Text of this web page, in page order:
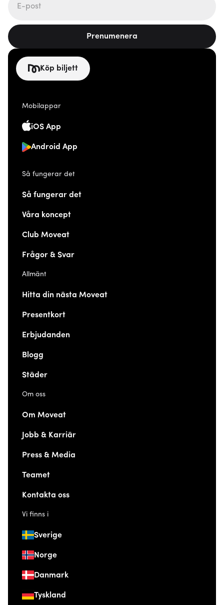
Prenumenera
Köp biljett
Mobilappar
iOS App
Android App
Så fungerar det
Så fungerar det
Våra koncept
Club Moveat
Frågor & Svar
Allmänt
Hitta din nästa Moveat
Presentkort
Erbjudanden
Blogg
Städer
Om oss
Om Moveat
Jobb & Karriär
Press & Media
Teamet
Kontakta oss
Vi finns i
Sverige
Norge
Danmark
Tyskland